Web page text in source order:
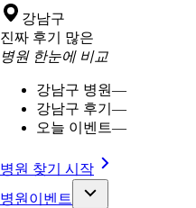
강남구
진짜 후기 많은
병원 한눈에 비교
강남구 병원—
강남구 후기 —
오늘 이벤트—
병원 찾기 시작
병원이벤트